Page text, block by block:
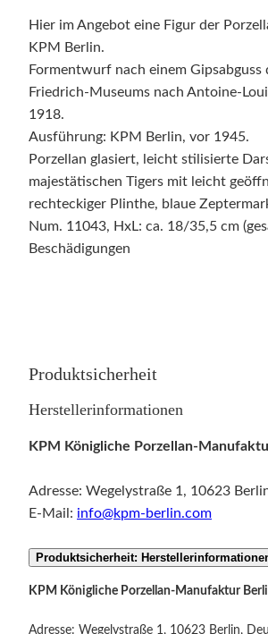
Hier im Angebot eine Figur der
KPM Berlin.
Formentwurf nach einem Gipsabguss
Friedrich-Museums nach Antoine-
1918.
Ausführung: KPM Berlin, vor 1945.
Porzellan glasiert, leicht stilisierte
majestätischen Tigers mit leicht
rechteckiger Plinthe, blaue
Num. 11043, HxL: ca. 18/35,5 cm
Beschädigungen
Produktsicherheit
Herstellerinformationen
KPM Königliche Porzellan-
Adresse: Wegelystraße 1, 10623
E-Mail: info@kpm-berlin.com
Produktsicherheit:
KPM Königliche Porzellan-Manufaktur
Adresse: Wegelystraße 1, 10623 Berlin,